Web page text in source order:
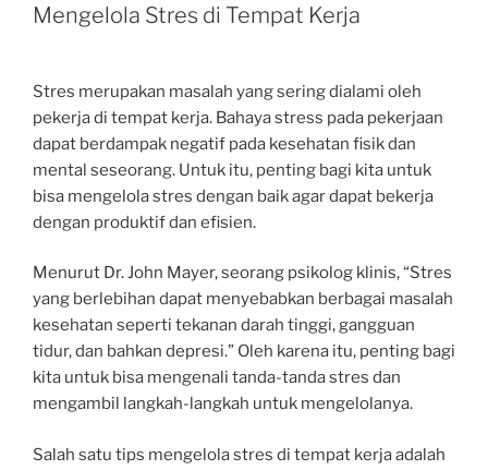
Mengelola Stres di Tempat Kerja
Stres merupakan masalah yang sering dialami oleh
pekerja di tempat kerja. Bahaya stress pada pekerjaan
dapat berdampak negatif pada kesehatan fisik dan
mental seseorang. Untuk itu, penting bagi kita untuk
bisa mengelola stres dengan baik agar dapat bekerja
dengan produktif dan efisien.
Menurut Dr. John Mayer, seorang psikolog klinis, “Stres
yang berlebihan dapat menyebabkan berbagai masalah
kesehatan seperti tekanan darah tinggi, gangguan
tidur, dan bahkan depresi.” Oleh karena itu, penting bagi
kita untuk bisa mengenali tanda-tanda stres dan
mengambil langkah-langkah untuk mengelolanya.
Salah satu tips mengelola stres di tempat kerja adalah